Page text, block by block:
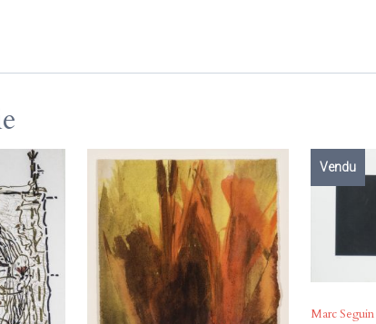
Vendu
Marc Seguin